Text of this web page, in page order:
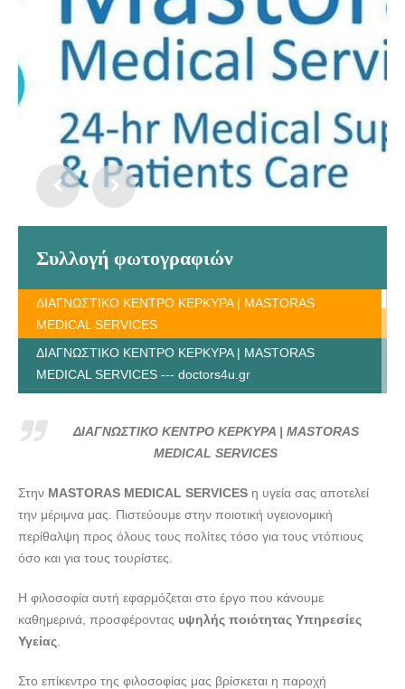
Συλλογή φωτογραφιών
ΔΙΑΓΝΩΣΤΙΚΟ ΚΕΝΤΡΟ ΚΕΡΚΥΡΑ | MASTORAS
MEDICAL SERVICES
ΔΙΑΓΝΩΣΤΙΚΟ ΚΕΝΤΡΟ ΚΕΡΚΥΡΑ | MASTORAS
MEDICAL SERVICES --- doctors4u.gr
MEDICAL SERVICES --- doctors4u.gr
ΔΙΑΓΝΩΣΤΙΚΟ ΚΕΝΤΡΟ ΚΕΡΚΥΡΑ | MASTORAS
ΔΙΑΓΝΩΣΤΙΚΟ ΚΕΝΤΡΟ ΚΕΡΚΥΡΑ | MASTORAS
MEDICAL SERVICES --- doctors4u.gr
ΔΙΑΓΝΩΣΤΙΚΟ ΚΕΝΤΡΟ ΚΕΡΚΥΡΑ | MASTORAS
ΔΙΑΓΝΩΣΤΙΚΟ ΚΕΝΤΡΟ ΚΕΡΚΥΡΑ | MASTORAS
MEDICAL SERVICES --- doctors4u.gr
ΔΙΑΓΝΩΣΤΙΚΟ ΚΕΝΤΡΟ ΚΕΡΚΥΡΑ | MASTORAS
ΔΙΑΓΝΩΣΤΙΚΟ ΚΕΝΤΡΟ ΚΕΡΚΥΡΑ | MASTORAS
MEDICAL SERVICES
Στην MASTORAS MEDICAL SERVICES η υγεία σας αποτελεί
την μέριμνα μας. Πιστεύουμε στην ποιοτική υγειονομική
περίθαλψη προς όλους τους πολίτες τόσο για τους ντόπιους
όσο και για τους τουρίστες.
Η φιλοσοφία αυτή εφαρμόζεται στο έργο που κάνουμε
καθημερινά, προσφέροντας υψηλής ποιότητας Υπηρεσίες
Υγείας
Στο επίκεντρο της φιλοσοφίας μας βρίσκεται η παροχή